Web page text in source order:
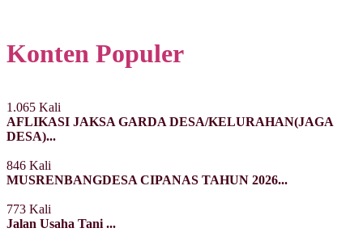
Konten Populer
1.065 Kali
AFLIKASI JAKSA GARDA DESA/KELURAHAN(JAGA
DESA)...
846 Kali
MUSRENBANGDESA CIPANAS TAHUN 2026...
773 Kali
Jalan Usaha Tani ...